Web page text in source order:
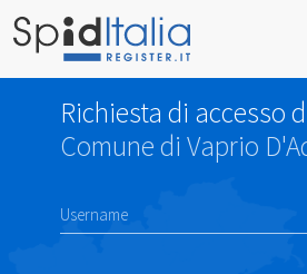
Richiesta di accesso
Comune di Vaprio
Username